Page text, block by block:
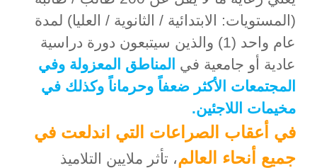
(المستويات: الابتدائية / الثانوية / العليا) لمدة
عام واحد (1) والذين سيتبعون دورة دراسية
عادية أو جامعية في المناطق المعزولة وفي
المجتمعات الأكثر ضعفاً وحرماناً وكذلك في
مخيمات اللاجئين.
في أعقاب الصراعات التي اندلعت في
جميع أنحاء العالم، تأثر ملايين التلاميذ